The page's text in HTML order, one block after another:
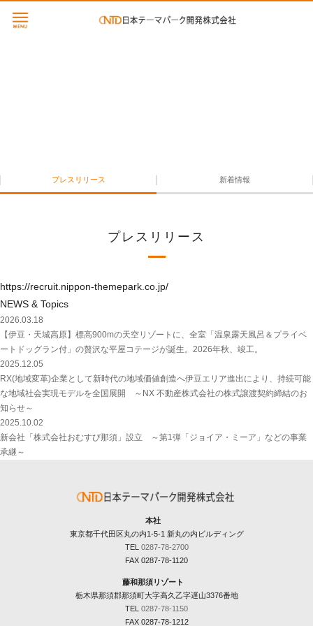
プレスリリース 新着情報
プレスリリース
https://recruit.nippon-themepark.co.jp/
NEWS & Topics
2026.03.18
【伊豆・天城高原】標高900mの天空リゾートに、全室「温泉露天風呂＆プライベ
ートドッグラン付」の贅沢な平屋コテージが誕生。2026年秋、竣工。
2025.12.05
RX(地域変革)企業として新時代の地域価値創造へ伊豆エリア進出により、持続可能
な地域社会実現モデルを全国展開 ～NX 不動産株式会社の株式譲渡契約締結のお
知らせ～
2025.10.02
新会社「株式会社おむすび那須」設立 ～第1弾「ジョイア・ミーア」などの事業
承継～
本社
東京都千代田区丸の内1-5-1 新丸の内ビルディング
TEL 0287-78-2700
FAX 0287-78-1120
藤和那須リゾート
栃木県那須郡那須町大字高久乙字遅山3376番地
TEL 0287-78-1150
FAX 0287-78-1212